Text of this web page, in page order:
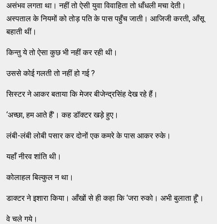
असंभव लगता था। नहीं तो ऐसी युवा विवाहिता तो धाँधली मचा देती।
अस्पताल के नियमों को तोड़ पति के पास पहुँच जाती। आजिजी करती, आँसू
बहाती थीं।
किन्तु ये तो ऐसा कुछ भी नहीं कर रही थी।
उससे कोई गलती तो नहीं हो गई ?
सिस्टर ने आकर बताया कि मेजर बीजेन्द्रसिंह देख रहे हैं।
‘अच्छा, हम आते हैं'। कह डॉक्टर खड़े हुए।
लंबी-लंबी लोबी पसार कर दोनों एक कमरे के पास आकर रुके।
यहाँ नीरव शांति थी।
कोलाहल बिल्कुल न था।
डाक्टर ने इशारा किया। आँखों से ही कहा कि ‘जरा रुको। अभी बुलाता हूँ'।
वे चले गये।